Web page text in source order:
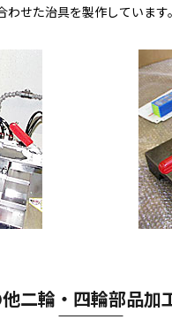
せた治具を製作しています。
二輪・四輪部品加